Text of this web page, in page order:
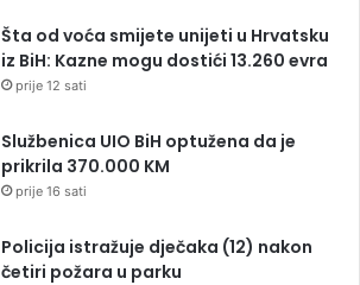
Šta od voća smijete unijeti u Hrvatsku
iz BiH: Kazne mogu dostići 13.260 evra
prije 12 sati
Službenica UIO BiH optužena da je
prikrila 370.000 KM
prije 16 sati
Policija istražuje dječaka (12) nakon
četiri požara u parku